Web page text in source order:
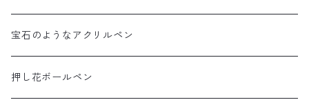
宝石のようなアクリルペン
押し花ボールペン